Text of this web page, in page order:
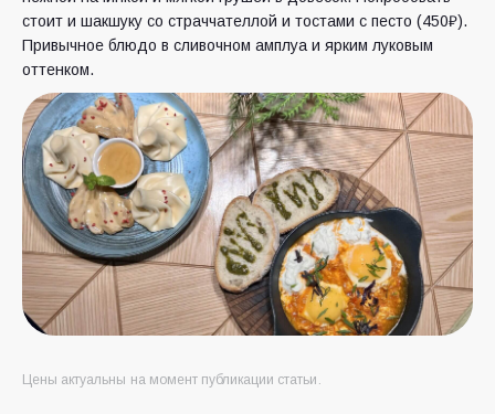
стоит и шакшуку со страччателлой и тостами с песто (450₽).
Привычное блюдо в сливочном амплуа и ярким луковым
оттенком.
Цены актуальны на момент публикации статьи.